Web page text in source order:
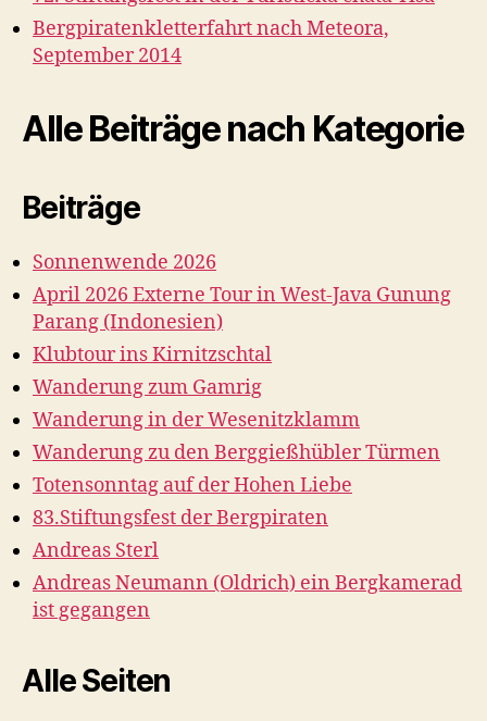
Bergpiratenkletterfahrt nach Meteora,
September 2014
Alle Beiträge nach Kategorie
Beiträge
Sonnenwende 2026
April 2026 Externe Tour in West-Java Gunung
Parang (Indonesien)
Klubtour ins Kirnitzschtal
Wanderung zum Gamrig
Wanderung in der Wesenitzklamm
Wanderung zu den Berggießhübler Türmen
Totensonntag auf der Hohen Liebe
83.Stiftungsfest der Bergpiraten
Andreas Sterl
Andreas Neumann (Oldrich) ein Bergkamerad
ist gegangen
Alle Seiten